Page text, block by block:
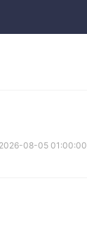
08-05 01:00:00